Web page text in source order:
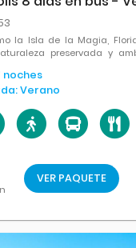
la Isla de la Magia,
preservada y
y vistas
destino.
noches
Verano
VER PAQUETE